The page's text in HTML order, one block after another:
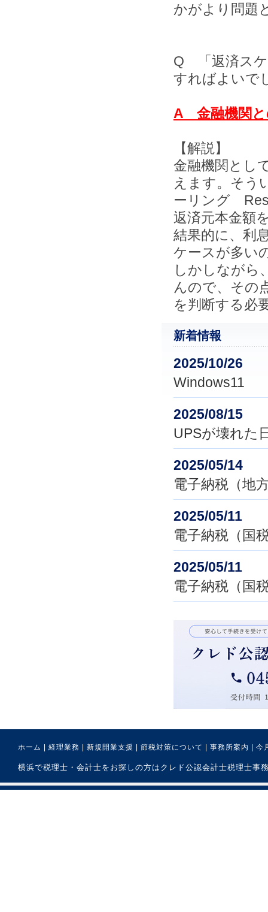
かがより問題
Q 「返済スケ
すればよいで
A 金融機関と
【解説】
金融機関とし
えます。そう
ーリング
返済元本金額
結果的に、利
ケースが多い
しかしながら
んので、その
を判断する必
新着情報
2025/10/26
Windows11
2025/08/15
UPSが壊れた
2025/05/14
電子納税（地
2025/05/11
電子納税（国
2025/05/11
電子納税（国
ホーム 経理業務 新規開業支援 節税対策について 事務所案内 今
横浜で税理士・会計士をお探しの方はクレド公認会計士税理士事